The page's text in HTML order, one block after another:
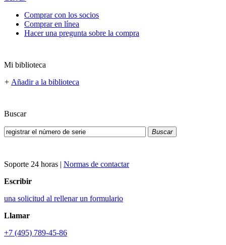
Comprar con los socios
Comprar en línea
Hacer una pregunta sobre la compra
Mi biblioteca
+ Añadir a la biblioteca
Buscar
Buscar
Soporte 24 horas | Normas de contactar
Escribir
una solicitud al rellenar un formulario
Llamar
+7 (495) 789-45-86